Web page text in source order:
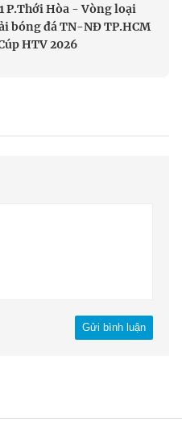
P.Thới Hòa - Vòng loại
bóng đá TN-NĐ TP.HCM
HTV 2026
Gửi bình luận